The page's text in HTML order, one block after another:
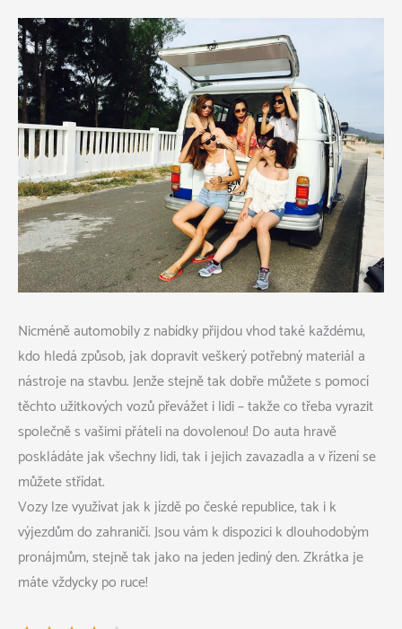
Nicméně automobily z nabídky přijdou vhod také každému,
kdo hledá způsob, jak dopravit veškerý potřebný materiál a
nástroje na stavbu. Jenže stejně tak dobře můžete s pomocí
těchto užitkových vozů převážet i lidi – takže co třeba vyrazit
společně s vašimi přáteli na dovolenou! Do auta hravě
poskládáte jak všechny lidi, tak i jejich zavazadla a v řízení se
můžete střídat.
Vozy lze využívat jak k jízdě po české republice, tak i k
výjezdům do zahraničí. Jsou vám k dispozici k dlouhodobým
pronájmům, stejně tak jako na jeden jediný den. Zkrátka je
máte vždycky po ruce!